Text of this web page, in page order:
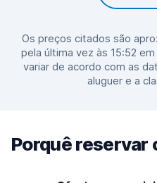
Os preços citados são
pela última vez às 15:52
variar de acordo com as
aluguer e a
Porquê reservar